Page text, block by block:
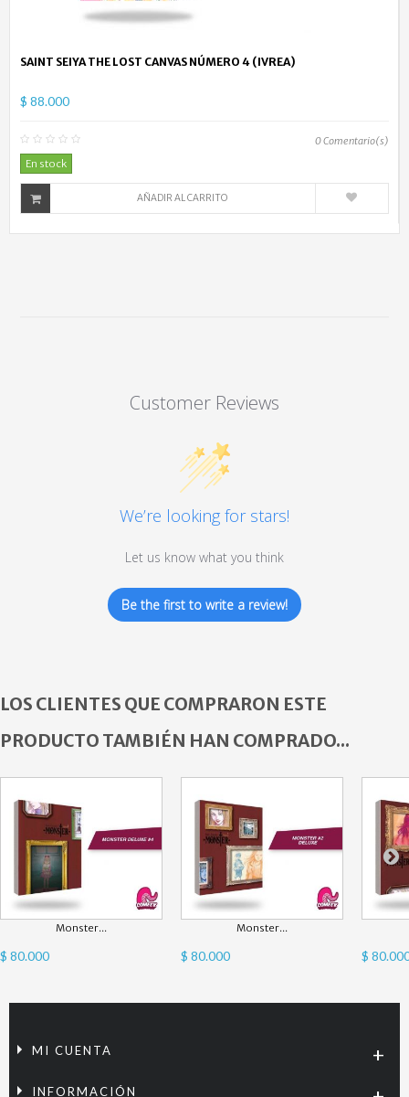
SAINT SEIYA THE LOST CANVAS NÚMERO 4 (IVREA)
$ 88.000
0Comentario(s)
En stock
AÑADIR AL CARRITO
Customer Reviews
We’re looking for stars!
Let us know what you think
Be the first to write a review!
LOS CLIENTES QUE COMPRARON ESTE
PRODUCTO TAMBIÉN HAN COMPRADO...
Monster...
$ 80.000
Monster...
$ 80.000 $
MI CUENTA
INFORMACIÓN